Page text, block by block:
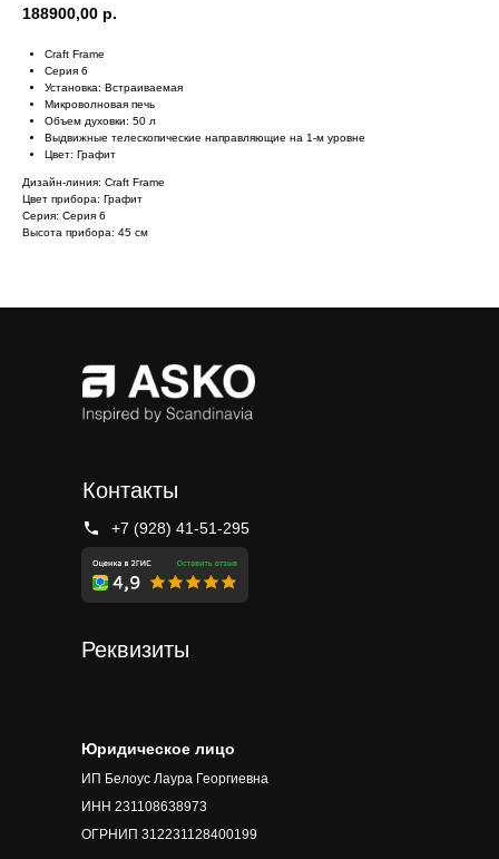
188900,00 р.
Craft Frame
Серия 6
Установка: Встраиваемая
Микроволновая печь
Объем духовки: 50 л
Выдвижные телескопические направляющие на 1-м уровне
Цвет: Графит
Дизайн-линия: Craft Frame
Цвет прибора: Графит
Серия: Серия 6
Высота прибора: 45 см
Контакты
Реквизиты
+7 (928) 41-51-295
ИП Белоус Лаура Георгиевна
ИНН 231108638973
ОГРНИП 312231128400199
Юридическое лицо